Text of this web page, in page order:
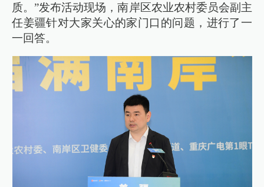
质。”发布活动现场，南岸区农业农村委员会副主
任姜疆针对大家关心的家门口的问题，进行了一
一回答。